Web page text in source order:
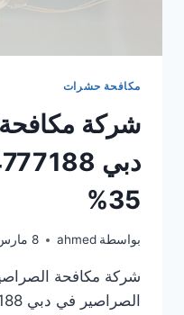
مكافحة حشرات
شركة
35%
بواسطة ahmed 8 مارس، 2026
شركة مكافحة